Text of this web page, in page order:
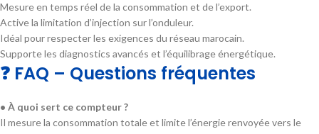
Mesure en temps réel de la consommation et de l’export.
Active la limitation d’injection sur l’onduleur.
Idéal pour respecter les exigences du réseau marocain.
Supporte les diagnostics avancés et l’équilibrage énergétique.
❓ FAQ – Questions fréquentes
• À quoi sert ce compteur ?
Il mesure la consommation totale et limite l’énergie renvoyée vers le